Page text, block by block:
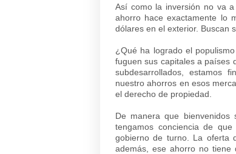
Así como la inversión no va
ahorro hace exactamente lo
dólares en el exterior. Buscan
¿Qué ha logrado el
fuguen sus capitales a países
subdesarrollados, estamos
nuestro ahorros en esos
el derecho de propiedad.
De manera que
tengamos conciencia de
gobierno de turno. La oferta
además, ese ahorro no